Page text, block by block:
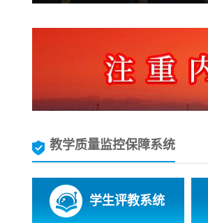
教学质量监控保障系统
学生评教系统